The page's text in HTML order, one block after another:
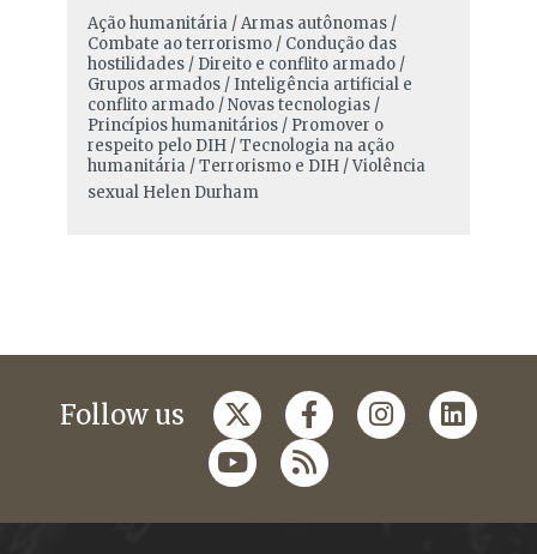
Ação humanitária / Armas autônomas /
Combate ao terrorismo / Condução das
hostilidades / Direito e conflito armado /
Grupos armados / Inteligência artificial e
conflito armado / Novas tecnologias /
Princípios humanitários / Promover o
respeito pelo DIH / Tecnologia na ação
humanitária / Terrorismo e DIH / Violência
sexual Helen Durham
Follow us